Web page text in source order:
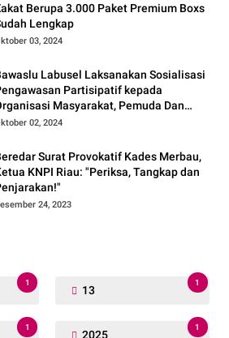
Berupa 3.000 Paket Premium Boxs
Lengkap
03, 2024
Labusel Laksanakan Sosialisasi
Partisipatif kepada
Masyarakat, Pemuda Dan
Pada pilkada Serentak 2024
02, 2024
Surat Provokatif Kades Merbau,
KNPI Riau: "Periksa, Tangkap dan
24, 2023
1
13
1
1
2025
1